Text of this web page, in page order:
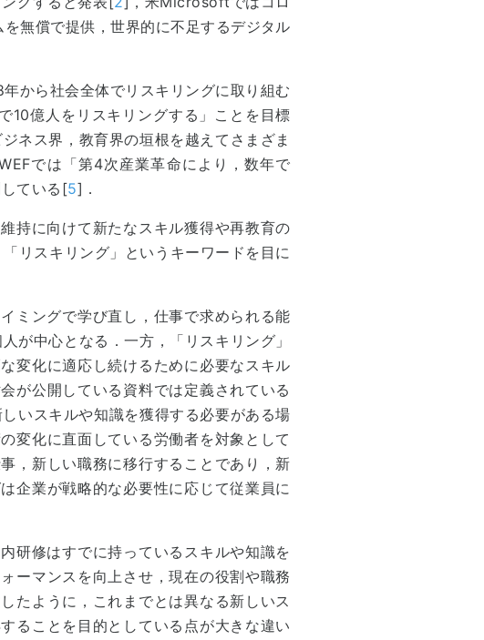
無償で提供，世界的に不足するデジタル
から社会全体でリスキリングに取り組む
10億人をリスキリングする」ことを目標
ネス界，教育界の垣根を越えてさまざま
では「第4次産業革命により，数年で
ている[5]．
持に向けて新たなスキル獲得や再教育の
リスキリング」というキーワードを目に
ミングで学び直し，仕事で求められる能
が中心となる．一方，「リスキリング」
変化に適応し続けるために必要なスキル
が公開している資料では定義されている
いスキルや知識を獲得する必要がある場
変化に直面している労働者を対象として
，新しい職務に移行することであり，新
企業が戦略的な必要性に応じて従業員に
研修はすでに持っているスキルや知識を
ーマンスを向上させ，現在の役割や職務
たように，これまでとは異なる新しいス
ることを目的としている点が大きな違い